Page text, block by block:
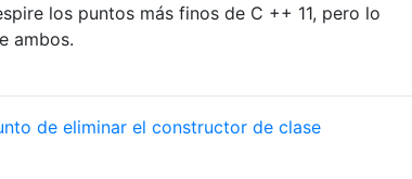
los puntos más finos de C ++ 11, pero lo
ambos.
de eliminar el constructor de clase